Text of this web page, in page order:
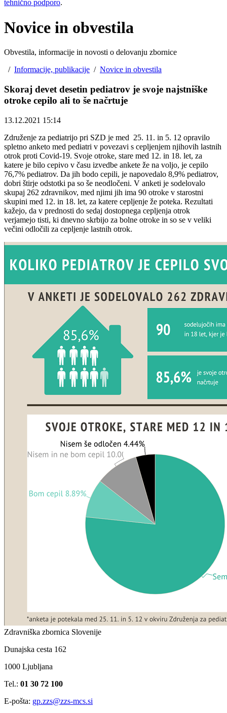
tehnično podporo.
Novice in obvestila
Obvestila, informacije in novosti o delovanju zbornice
/ Informacije, publikacije / Novice in obvestila
Skoraj devet desetin pediatrov je svoje najstniške
otroke cepilo ali to še načrtuje
13.12.2021 15:14
Združenje za pediatrijo pri SZD je med 25. 11. in 5. 12 opravilo
spletno anketo med pediatri v povezavi s cepljenjem njihovih lastnih
otrok proti Covid-19. Svoje otroke, stare med 12. in 18. let, za
katere je bilo cepivo v času izvedbe ankete že na voljo, je cepilo
76,7% pediatrov. Da jih bodo cepili, je napovedalo 8,9% pediatrov,
dobri štirje odstotki pa so še neodločeni. V anketi je sodelovalo
skupaj 262 zdravnikov, med njimi jih ima 90 otroke v starostni
skupini med 12. in 18. let, za katere cepljenje že poteka. Rezultati
kažejo, da v prednosti do sedaj dostopnega cepljenja otrok
verjamejo tisti, ki dnevno skrbijo za bolne otroke in so se v veliki
večini odločili za cepljenje lastnih otrok.
Zdravniška zbornica Slovenije
Dunajska cesta 162
1000 Ljubljana
Tel.: 01 30 72 100
E-pošta: gp.zzs@zzs-mcs.si